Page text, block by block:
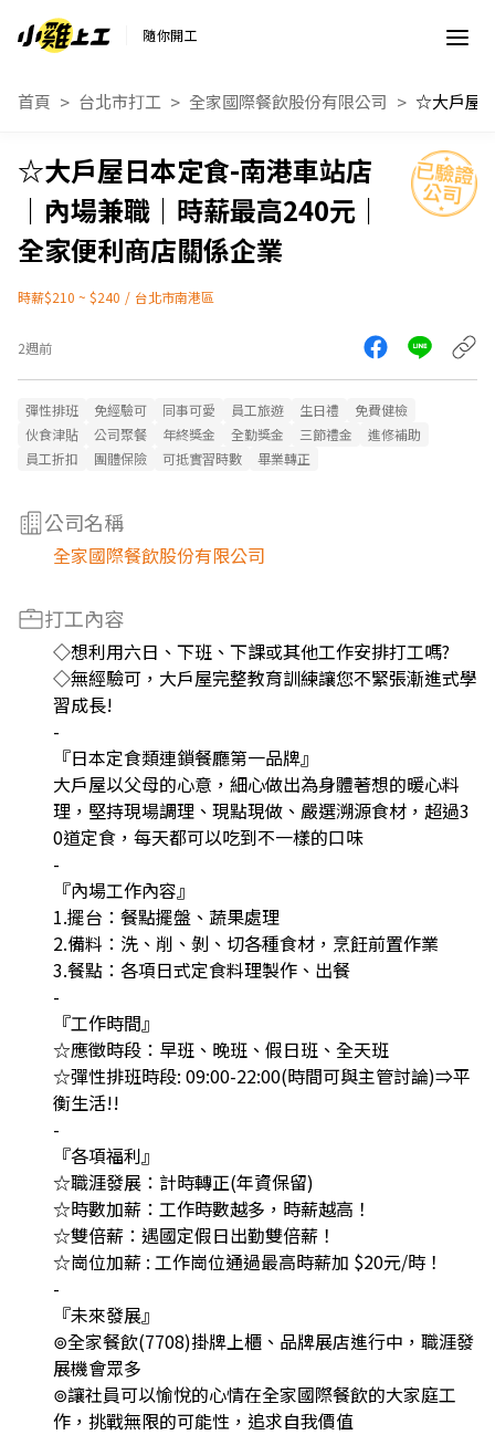
隨你開工
首頁 台北市打工 全家國際餐飲股份有限公司
☆大戶屋日本定食-南港車站店
｜內場兼職｜時薪最高240元｜
全家便利商店關係企業
時薪$210 ~ $240 / 台北市南港區
2週前
彈性排班 免經驗可 同事可愛 員工旅遊 生日禮
免費健檢
伙食津貼
公司聚餐 年終獎金 全勤獎金 三節禮金
進修補助
員工折扣
團體保險 可抵實習時數 畢業轉正
公司名稱
全家國際餐飲股份有限公司
打工內容
◇想利用六日、下班、下課或其他工作安排打工嗎?
◇無經驗可，大戶屋完整教育訓練讓您不緊張漸進式學
習成長!
-
『日本定食類連鎖餐廳第一品牌』
大戶屋以父母的心意，細心做出為身體著想的暖心料
理，堅持現場調理、現點現做、嚴選溯源食材，超過3
0道定食，每天都可以吃到不一樣的口味
-
『內場工作內容』
1.擺台：餐點擺盤、蔬果處理
2.備料：洗、削、剝、切各種食材，烹飪前置作業
3.餐點：各項日式定食料理製作、出餐
-
『工作時間』
☆應徵時段：早班、晚班、假日班、全天班
☆彈性排班時段: 09:00-22:00(時間可與主管討論)⇒平
衡生活!!
-
『各項福利』
☆職涯發展：計時轉正(年資保留)
☆時數加薪：工作時數越多，時薪越高！
☆雙倍薪：遇國定假日出勤雙倍薪！
☆崗位加薪 : 工作崗位通過最高時薪加 $20元/時！
-
『未來發展』
⊚全家餐飲(7708)掛牌上櫃、品牌展店進行中，職涯發
展機會眾多
⊚讓社員可以愉悅的心情在全家國際餐飲的大家庭工
作，挑戰無限的可能性，追求自我價值